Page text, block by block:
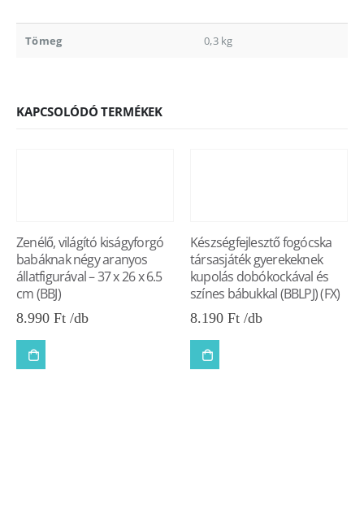
Tömeg 0,3 kg
KAPCSOLÓDÓ TERMÉKEK
Zenélő, világító kiságyforgó
babáknak négy aranyos
állatfigurával – 37 x 26 x 6.5
cm (BBJ)
8.990 Ft
Készségfejlesztő fogócska
társasjáték gyerekeknek
kupolás dobókockával és
színes bábukkal (BBLPJ) (FX)
8.190 Ft